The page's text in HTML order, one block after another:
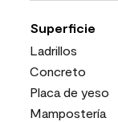
Superficie
Ladrillos
Concreto
Placa de yeso
Mampostería